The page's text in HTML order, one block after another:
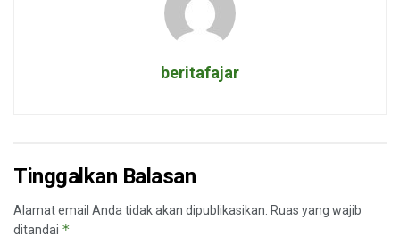
beritafajar
Tinggalkan Balasan
Alamat email Anda tidak akan dipublikasikan. Ruas yang wajib
ditandai *